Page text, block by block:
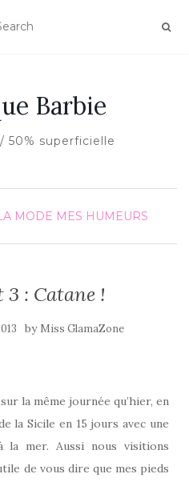
Barbie
50% superficielle
MODE MES HUMEURS
: Catane !
by Miss GlamaZone
la même journée qu’hier, en
la Sicile en 15 jours avec une
la mer. Aussi nous visitions
de vous dire que mes pieds